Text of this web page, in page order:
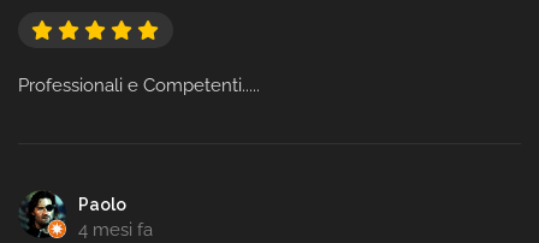
Professionali e Competenti.....
Paolo
4 mesi fa